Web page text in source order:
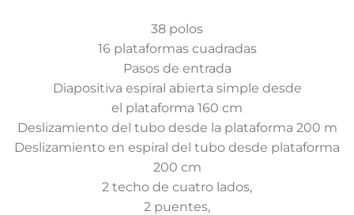
38 polos
16 plataformas cuadradas
Pasos de entrada
Diapositiva espiral abierta simple desde
el plataforma 160 cm
Deslizamiento del tubo desde la plataforma 200 m
Deslizamiento en espiral del tubo desde plataforma
200 cm
2 techo de cuatro lados,
2 puentes,